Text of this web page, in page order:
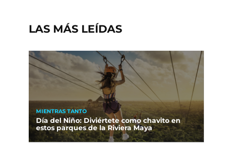
LAS MÁS LEÍDAS
MIENTRAS TANTO
Día del Niño: Diviértete como chavito en
estos parques de la Riviera Maya